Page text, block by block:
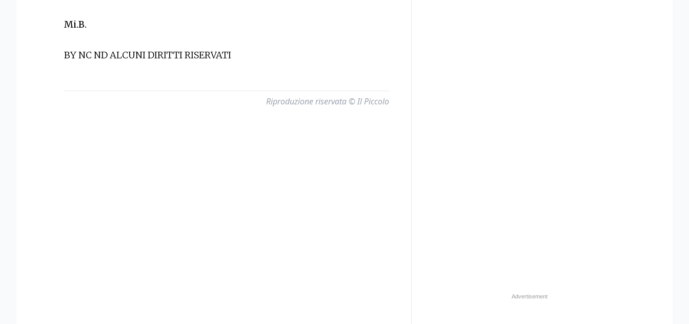
Mi.B.
BY NC ND ALCUNI DIRITTI RISERVATI
Riproduzione riservata © Il Piccolo